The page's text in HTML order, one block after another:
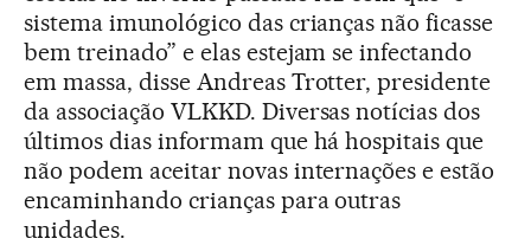
sistema imunológico das crianças não ficasse
bem treinado” e elas estejam se infectando
em massa, disse Andreas Trotter, presidente
da associação VLKKD. Diversas notícias dos
últimos dias informam que há hospitais que
não podem aceitar novas internações e estão
encaminhando crianças para outras
unidades.